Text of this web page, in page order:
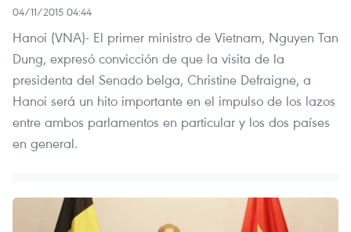
04/11/2015 04:44
Hanoi (VNA)- El primer ministro de Vietnam, Nguyen Tan
Dung, expresó convicción de que la visita de la
presidenta del Senado belga, Christine Defraigne, a
Hanoi será un hito importante en el impulso de los lazos
entre ambos parlamentos en particular y los dos países
en general.